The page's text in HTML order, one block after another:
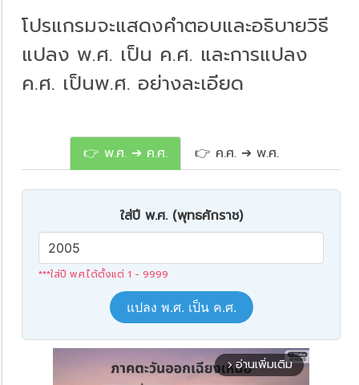
โปรแกรมจะแสดงคำตอบและอธิบายวิธี
แปลง พ.ศ. เป็น ค.ศ. และการแปลง
ค.ศ. เป็นพ.ศ. อย่างละเอียด
👉 พ.ศ. ➔ ค.ศ. 👉 ค.ศ. ➔ พ.ศ.
ใส่ปี พ.ศ. (พุทธศักราช)
***ใส่ปี พ.ศ.ได้ตั้งแต่ 1 - 9999
แปลง พ.ศ. เป็น ค.ศ.
arrow_forward_ios อ่านเพิ่มเติม